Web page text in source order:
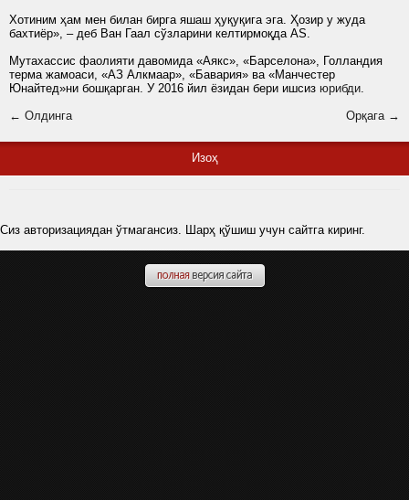
Хотиним ҳам мен билан бирга яшаш ҳуқуқига эга. Ҳозир у жуда
бахтиёр», – деб Ван Гаал сўзларини келтирмоқда AS.
Мутахассис фаолияти давомида «Аякс», «Барселона», Голландия
терма жамоаси, «АЗ Алкмаар», «Бавария» ва «Манчестер
Юнайтед»ни бошқарган. У 2016 йил ёзидан бери ишсиз юрибди.
← Олдинга
Орқага →
Изоҳ
Сиз авторизациядан ўтмагансиз. Шарҳ қўшиш учун сайтга киринг.